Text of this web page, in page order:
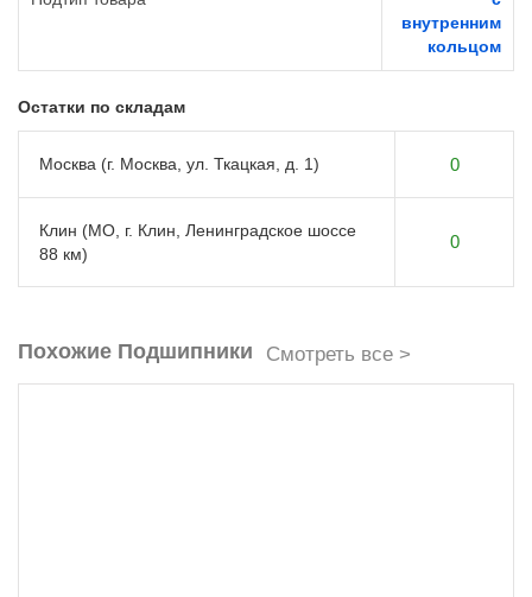
внутренним
кольцом
Остатки по складам
Москва (г. Москва, ул. Ткацкая, д. 1) 0
Клин (МО, г. Клин, Ленинградское шоссе
88 км)
0
Похожие Подшипники Смотреть все >